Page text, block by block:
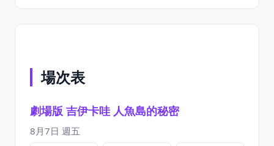
場次表
劇場版 吉伊卡哇 人魚島的秘密
8月7日 週五